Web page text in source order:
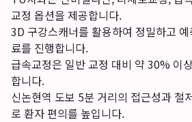
교정 옵션을 제공합니다.
3D 구강스캐너를 활용하여 정밀하고
료를 진행합니다.
급속교정은 일반 교정 대비 약 30% 이
합니다.
신논현역 도보 5분 거리의 접근성과 철
로 환자 편의를 높입니다.